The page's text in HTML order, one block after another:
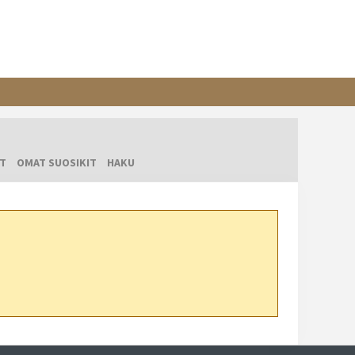
OMAT SUOSIKIT HAKU